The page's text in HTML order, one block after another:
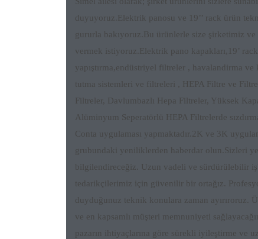
duyuyoruz.Elektrik panosu ve 19’’ rack ürün
gururla bakıyoruz.Bu ürünlerle size şirketimiz
vermek istiyoruz.Elektrik pano kapakları,19’
yapıştırma,endüstriyel filtreler , havalandirma
tutma sistemleri ve filtreleri , HEPA Filtre ve Filtre
Filtreler, Davlumbazlı Hepa Filtreler, Yüksek
Alüminyum Seperatörlü HEPA Filtrelerde
Conta uygulaması yapmaktadır.2K ve 3K
grubundaki yeniliklerden haberdar olun.Sizleri
bilgilendireceğiz. Uzun vadeli ve sürdürülebilir
tedarikçilerimiz için güvenilir bir ortağız.
duyduğunuz teknik konulara zaman ayırıroruz.
ve en kapsamlı müşteri memnuniyeti
pazarın ihtiyaçlarına göre sürekli iyileştirme ve